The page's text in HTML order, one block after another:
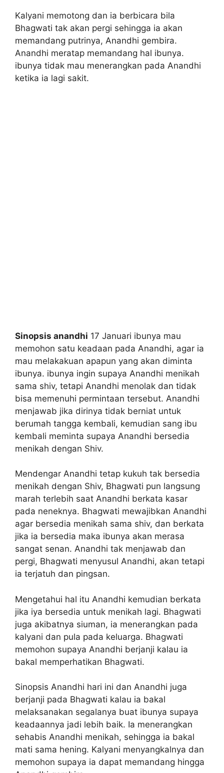
Kalyani memotong dan ia berbicara bila
Bhagwati tak akan pergi sehingga ia akan
memandang putrinya, Anandhi gembira.
Anandhi meratap memandang hal ibunya.
ibunya tidak mau menerangkan pada Anandhi
ketika ia lagi sakit.
Sinopsis anandhi 17 Januari ibunya mau
memohon satu keadaan pada Anandhi, agar ia
mau melakakuan apapun yang akan diminta
ibunya. ibunya ingin supaya Anandhi menikah
sama shiv, tetapi Anandhi menolak dan tidak
bisa memenuhi permintaan tersebut. Anandhi
menjawab jika dirinya tidak berniat untuk
berumah tangga kembali, kemudian sang ibu
kembali meminta supaya Anandhi bersedia
menikah dengan Shiv.
Mendengar Anandhi tetap kukuh tak bersedia
menikah dengan Shiv, Bhagwati pun langsung
marah terlebih saat Anandhi berkata kasar
pada neneknya. Bhagwati mewajibkan Anandhi
agar bersedia menikah sama shiv, dan berkata
jika ia bersedia maka ibunya akan merasa
sangat senan. Anandhi tak menjawab dan
pergi, Bhagwati menyusul Anandhi, akan tetapi
ia terjatuh dan pingsan.
Mengetahui hal itu Anandhi kemudian berkata
jika iya bersedia untuk menikah lagi. Bhagwati
juga akibatnya siuman, ia menerangkan pada
kalyani dan pula pada keluarga. Bhagwati
memohon supaya Anandhi berjanji kalau ia
bakal memperhatikan Bhagwati.
Sinopsis Anandhi hari ini dan Anandhi juga
berjanji pada Bhagwati kalau ia bakal
melaksanakan segalanya buat ibunya supaya
keadaannya jadi lebih baik. Ia menerangkan
sehabis Anandhi menikah, sehingga ia bakal
mati sama hening. Kalyani menyangkalnya dan
memohon supaya ia dapat memandang hingga